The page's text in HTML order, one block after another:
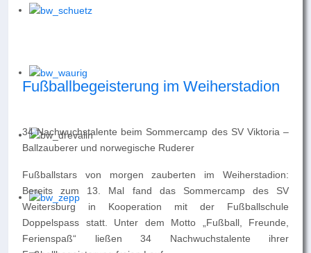
Fußballbegeisterung im Weiherstadion
34 Nachwuchstalente beim Sommercamp des SV Viktoria –
Ballzauberer und norwegische Ruderer
Fußballstars von morgen zauberten im Weiherstadion:
Bereits zum 13. Mal fand das Sommercamp des SV
Weitersburg in Kooperation mit der Fußballschule
Doppelspass statt. Unter dem Motto „Fußball, Freunde,
Ferienspaß“ ließen 34 Nachwuchstalente ihrer